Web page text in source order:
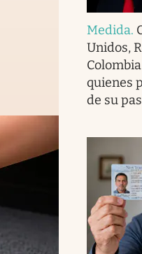
Medida.
Unidos,
quienes
de su